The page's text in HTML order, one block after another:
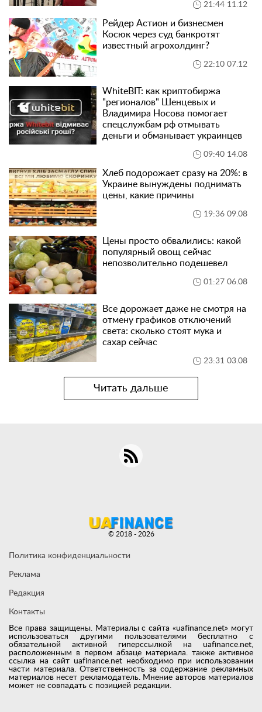
21:44 11.12
Рейдер Астион и бизнесмен
Косюк через суд банкротят
известный агрохолдинг?
22:10 07.12
WhiteBIT: как криптобиржа
"регионалов" Шенцевых и
Владимира Носова помогает
спецслужбам рф отмывать
деньги и обманывает украинцев
09:40 14.08
Хлеб подорожает сразу на 20%: в
Украине вынуждены поднимать
цены, какие причины
19:36 09.08
Цены просто обвалились: какой
популярный овощ сейчас
непозволительно подешевел
01:27 06.08
Все дорожает даже не смотря на
отмену графиков отключений
света: сколько стоят мука и
сахар сейчас
23:31 03.08
Читать дальше
Все права защищены. Материалы с сайта «uafinance.net» могут
использоваться другими пользователями бесплатно с
обязательной активной гиперссылкой на uafinance.net,
расположенным в первом абзаце материала. также активное
ссылка на сайт uafinance.net необходимо при использовании
части материала. Ответственность за содержание рекламных
материалов несет рекламодатель. Мнение авторов материалов
может не совпадать с позицией редакции.
Политика конфиденциальности
Реклама
Редакция
Контакты
© 2018 - 2026